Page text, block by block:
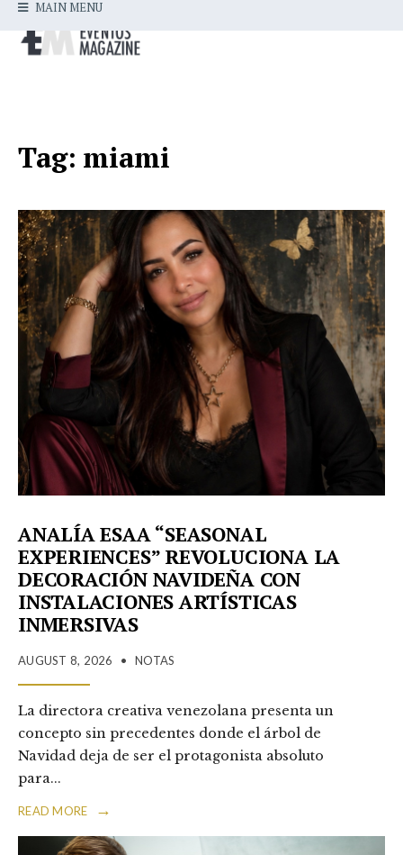
MAIN MENU
Tag: miami
ANALÍA ESAA “SEASONAL
EXPERIENCES” REVOLUCIONA LA
DECORACIÓN NAVIDEÑA CON
INSTALACIONES ARTÍSTICAS
INMERSIVAS
AUGUST 8, 2026 • NOTAS
La directora creativa venezolana presenta un
concepto sin precedentes donde el árbol de
Navidad deja de ser el protagonista absoluto
para...
READ MORE →